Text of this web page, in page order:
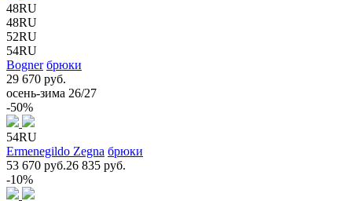
48RU
48RU
52RU
54RU
Bogner брюки
29 670 руб.
осень-зима 26/27
-50%
54RU
Ermenegildo Zegna брюки
53 670 руб.26 835 руб.
-10%